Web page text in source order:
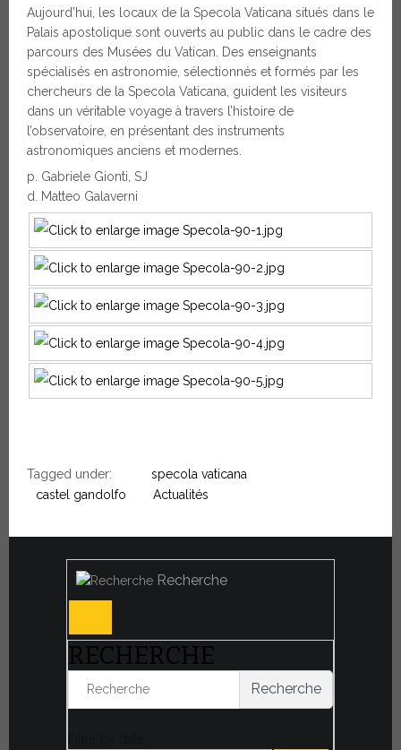
Aujourd’hui, les locaux de la Specola Vaticana situés dans le
Palais apostolique sont ouverts au public dans le cadre des
parcours des Musées du Vatican. Des enseignants
spécialisés en astronomie, sélectionnés et formés par les
chercheurs de la Specola Vaticana, guident les visiteurs
dans un véritable voyage à travers l’histoire de
l’observatoire, en présentant des instruments
astronomiques anciens et modernes.
p. Gabriele Gionti, SJ
d. Matteo Galaverni
Tagged under:
specola vaticana
castel gandolfo
Actualités
Recherche
RECHERCHE
Recherche